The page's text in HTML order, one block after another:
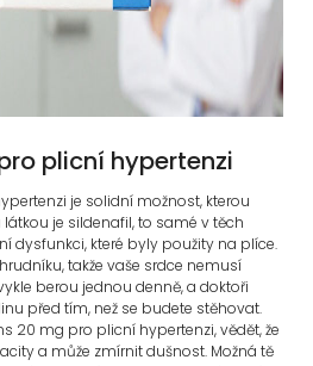
plicní hypertenzi
je solidní možnost, kterou
je sildenafil, to samé v těch
dysfunkci, které byly použity na plíce.
takže vaše srdce nemusí
berou jednou denně, a doktoři
před tím, než se budete stěhovat.
20 mg pro plicní hypertenzi, vědět, že
a může zmírnit dušnost. Možná tě